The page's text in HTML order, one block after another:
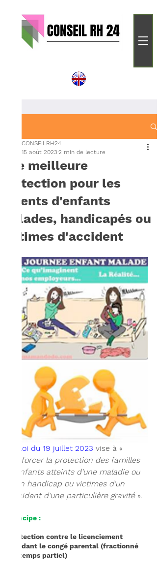
Une meilleure
protection pour les
parents d'enfants
malades, handicapés ou
victimes d'accident
CONSEILRH24
15 août 2023 2 min de lecture
loi du 19 juillet 2023 vise à «
renforcer la protection des familles
d'enfants atteints d'une maladie ou
d'un handicap ou victimes d'un
accident d'une particulière gravité ».
Principe :
Protection contre le licenciement
pendant le congé parental (fractionné
ou temps partiel)